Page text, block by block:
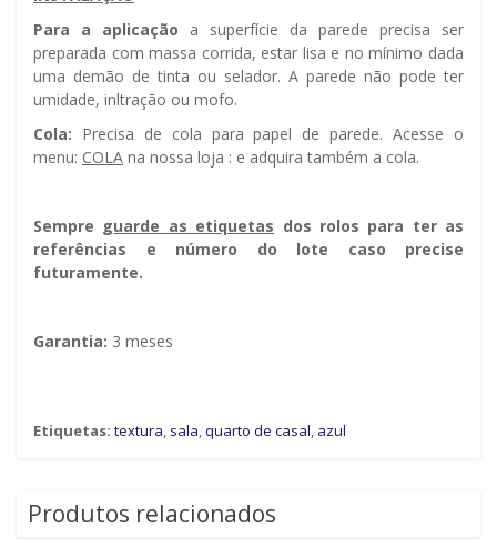
Para a aplicação a superfície da parede precisa ser
preparada com massa corrida, estar lisa e no mínimo dada
uma demão de tinta ou selador. A parede não pode ter
umidade, infiltração ou mofo.
Cola: Precisa de cola para papel de parede. Acesse o
menu: COLA na nossa loja : e adquira também a cola.
Sempre guarde as etiquetas dos rolos para ter as
referências e número do lote caso precise
futuramente.
Garantia: 3 meses
Etiquetas: textura, sala,quarto de casal, azul
Produtos relacionados